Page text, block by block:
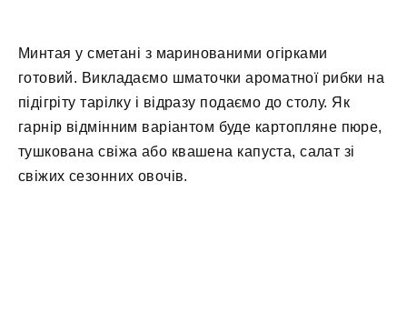
Минтая у сметані з маринованими огірками
готовий. Викладаємо шматочки ароматної рибки на
підігріту тарілку і відразу подаємо до столу. Як
гарнір відмінним варіантом буде картопляне пюре,
тушкована свіжа або квашена капуста, салат зі
свіжих сезонних овочів.